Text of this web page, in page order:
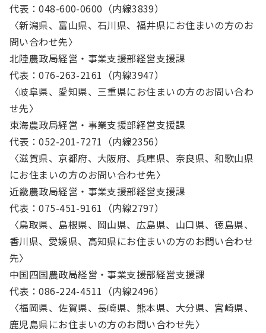
代表：048-600-0600（内線3839）
〈新潟県、富山県、石川県、福井県にお住まいの方のお
問い合わせ先〉
北陸農政局経営・事業支援部経営支援課
代表：076-263-2161（内線3947）
〈岐阜県、愛知県、三重県にお住まいの方のお問い合わ
せ先〉
東海農政局経営・事業支援部経営支援課
代表：052-201-7271（内線2356）
〈滋賀県、京都府、大阪府、兵庫県、奈良県、和歌山県
にお住まいの方のお問い合わせ先〉
近畿農政局経営・事業支援部経営支援課
代表：075-451-9161（内線2797）
〈鳥取県、島根県、岡山県、広島県、山口県、徳島県、
香川県、愛媛県、高知県にお住まいの方のお問い合わせ
先〉
中国四国農政局経営・事業支援部経営支援課
代表：086-224-4511（内線2496）
〈福岡県、佐賀県、長崎県、熊本県、大分県、宮崎県、
鹿児島県にお住まいの方のお問い合わせ先〉